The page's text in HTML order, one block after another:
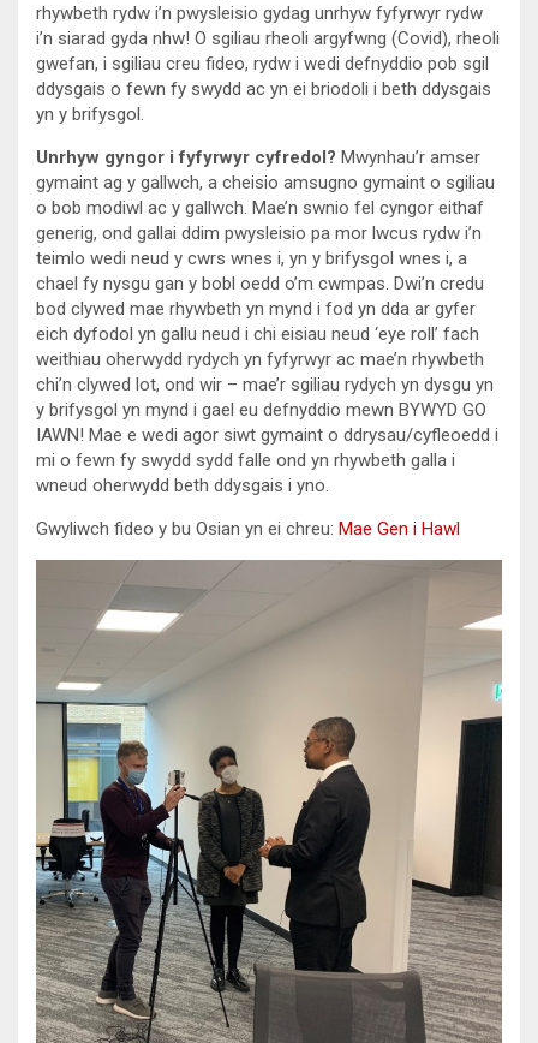
rhywbeth rydw i’n pwysleisio gydag unrhyw fyfyrwyr rydw
i’n siarad gyda nhw! O sgiliau rheoli argyfwng (Covid), rheoli
gwefan, i sgiliau creu fideo, rydw i wedi defnyddio pob sgil
ddysgais o fewn fy swydd ac yn ei briodoli i beth ddysgais
yn y brifysgol.
Unrhyw gyngor i fyfyrwyr cyfredol? Mwynhau’r amser
gymaint ag y gallwch, a cheisio amsugno gymaint o sgiliau
o bob modiwl ac y gallwch. Mae’n swnio fel cyngor eithaf
generig, ond gallai ddim pwysleisio pa mor lwcus rydw i’n
teimlo wedi neud y cwrs wnes i, yn y brifysgol wnes i, a
chael fy nysgu gan y bobl oedd o’m cwmpas. Dwi’n credu
bod clywed mae rhywbeth yn mynd i fod yn dda ar gyfer
eich dyfodol yn gallu neud i chi eisiau neud ‘eye roll’ fach
weithiau oherwydd rydych yn fyfyrwyr ac mae’n rhywbeth
chi’n clywed lot, ond wir – mae’r sgiliau rydych yn dysgu yn
y brifysgol yn mynd i gael eu defnyddio mewn BYWYD GO
IAWN! Mae e wedi agor siwt gymaint o ddrysau/cyfleoedd i
mi o fewn fy swydd sydd falle ond yn rhywbeth galla i
wneud oherwydd beth ddysgais i yno.
Gwyliwch fideo y bu Osian yn ei chreu: Mae Gen i Hawl